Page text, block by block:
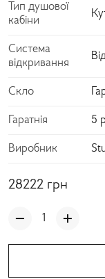
Тип душової
кабіни
Система
відкривання
Скло
Гаратнія 5
Виробник
28222 грн